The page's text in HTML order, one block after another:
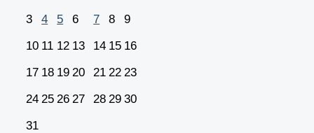
3
4 5 6 7 8
9
10 11 12 13 14 15 16
17 18 19 20 21 22 23
24 25 26 27 28 29 30
31